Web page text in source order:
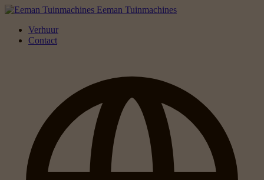
Eeman Tuinmachines
Verhuur
Contact